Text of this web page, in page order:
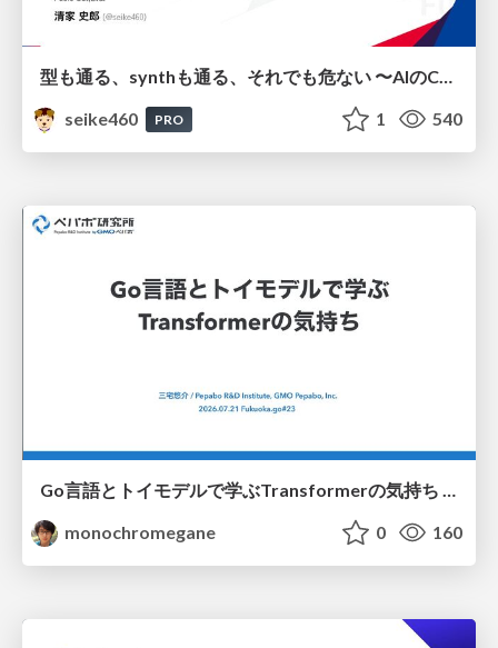
seike460
PRO 1 540
Go言語とトイモデルで学ぶTransformerの気持ち / fukuokago23-transformer
monochromegane
0 160